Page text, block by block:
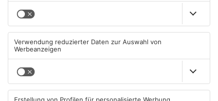
Mehr aus
Primaveraland